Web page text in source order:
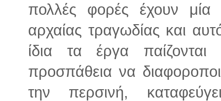
πολλές φορές έχουν μία
αρχαίας τραγωδίας και
ίδια τα έργα παίζονται
προσπάθεια να
την περσινή,